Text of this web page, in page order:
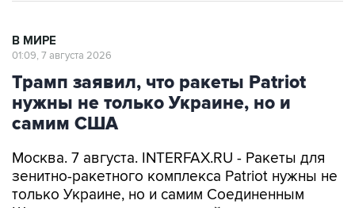
Трамп заявил, что ракеты Patriot
нужны не только Украине, но и
самим США
Москва. 7 августа. INTERFAX.RU - Ракеты для
только Украине, но и самим Соединенным
Штатам, заявил американский президент
Дональд Трамп.